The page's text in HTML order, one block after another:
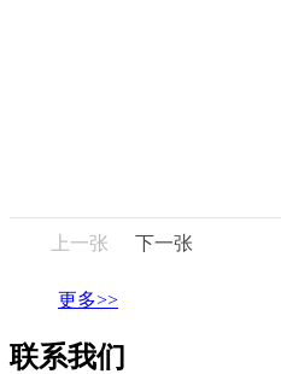
上一张 下一张
更多>>
联系我们